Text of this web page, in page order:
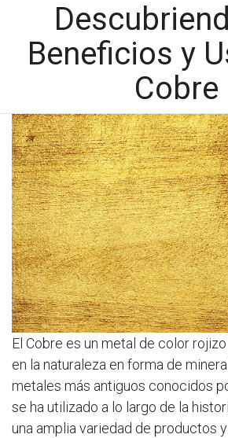
Beneficios y
Cobre
El Cobre es un metal de color
en la naturaleza en forma de
metales más antiguos conocidos
se ha utilizado a lo largo de la
una amplia variedad de productos